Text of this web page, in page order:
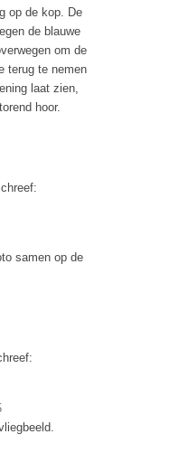
op de kop. De
de blauwe
om de
terug te nemen
laat zien,
hoor.
samen op de